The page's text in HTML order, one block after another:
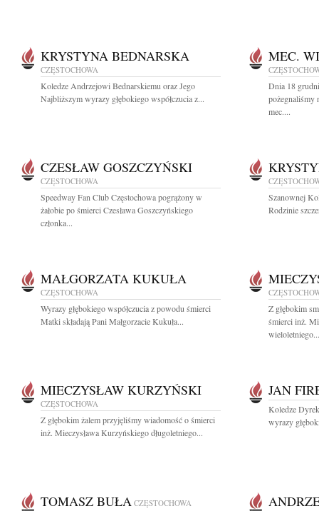
KRYSTYNA BEDNARSKA
CZĘSTOCHOWA
Koledze Andrzejowi Bednarskiemu oraz Jego
Najbliższym wyrazy głębokiego współczucia z...
MEC.
Dnia 18
pożegnaliśmy
mec....
CZESŁAW GOSZCZYŃSKI
CZĘSTOCHOWA
Speedway Fan Club Częstochowa pogrążony w
żałobie po śmierci Czesława Goszczyńskiego
członka...
Szanownej
Rodzinie
MAŁGORZATA KUKUŁA
CZĘSTOCHOWA
Wyrazy głębokiego współczucia z powodu śmierci
Matki składają Pani Małgorzacie Kukuła...
Z głębokim
śmierci inż.
wieloletniego...
MIECZYSŁAW KURZYŃSKI
CZĘSTOCHOWA
Z głębokim żalem przyjęliśmy wiadomość o śmierci
inż. Mieczysława Kurzyńskiego długoletniego...
JAN
Koledze
wyrazy
TOMASZ BUŁA CZĘSTOCHOWA